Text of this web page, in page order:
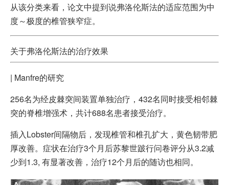
从该分类来看，论文中提到说弗洛伦斯法的适应范围为中
度～极度的椎管狭窄症。
关于弗洛伦斯法的治疗效果
| Manfre的研究
256名为经皮棘突间装置单独治疗，432名同时接受相邻棘
突的脊椎增强术，共计688名患者接受治疗。
插入Lobster间隔物后，发现椎管和椎孔扩大，黄色韧带肥
厚改善。症状在治疗3个月后苏黎世跛行问卷评分从3.2减
少到1.3, 有显著改善，治疗12个月后的随访也相同。